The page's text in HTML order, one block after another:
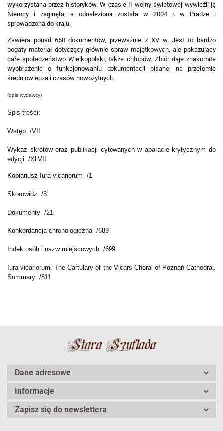
wykorzystana przez historyków. W czasie II wojny światowej wywieźli ją
Niemcy i zaginęła, a odnaleziona została w 2004 r. w Pradze i
sprowadzona do kraju.
Zawiera ponad 650 dokumentów, przeważnie z XV w. Jest to bardzo
bogaty materiał dotyczący głównie spraw majątkowych, ale pokazujący
całe społeczeństwo Wielkopolski, także chłopów. Zbiór daje znakomite
wyobrażenie o funkcjonowaniu dokumentacji pisanej na przełomie
średniowiecza i czasów nowożytnych.
(opis wydawcy)
Spis treści:
Wstęp /VII
Wykaz skrótów oraz publikacji cytowanych w aparacie krytycznym do
edycji /XLVII
Kopiariusz Iura vicariorum /1
Skorowidz /3
Dokumenty /21
Konkordancja chronologiczna /689
Indek osób i nazw miejscowych /699
Iura vicariorum. The Cartulary of the Vicars Choral of Poznań Cathedral.
Summary /811
Dane adresowe
Informacje
Zapisz się do newslettera